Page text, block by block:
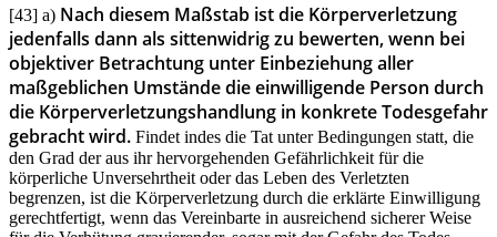
[43] a) Nach diesem Maßstab ist die Körperverletzung
jedenfalls dann als sittenwidrig zu bewerten, wenn bei
objektiver Betrachtung unter Einbeziehung aller
maßgeblichen Umstände die einwilligende Person durch
die Körperverletzungshandlung in konkrete Todesgefahr
gebracht wird. Findet indes die Tat unter Bedingungen statt, die
den Grad der aus ihr hervorgehenden Gefährlichkeit für die
körperliche Unversehrtheit oder das Leben des Verletzten
begrenzen, ist die Körperverletzung durch die erklärte Einwilligung
gerechtfertigt, wenn das Vereinbarte in ausreichend sicherer Weise